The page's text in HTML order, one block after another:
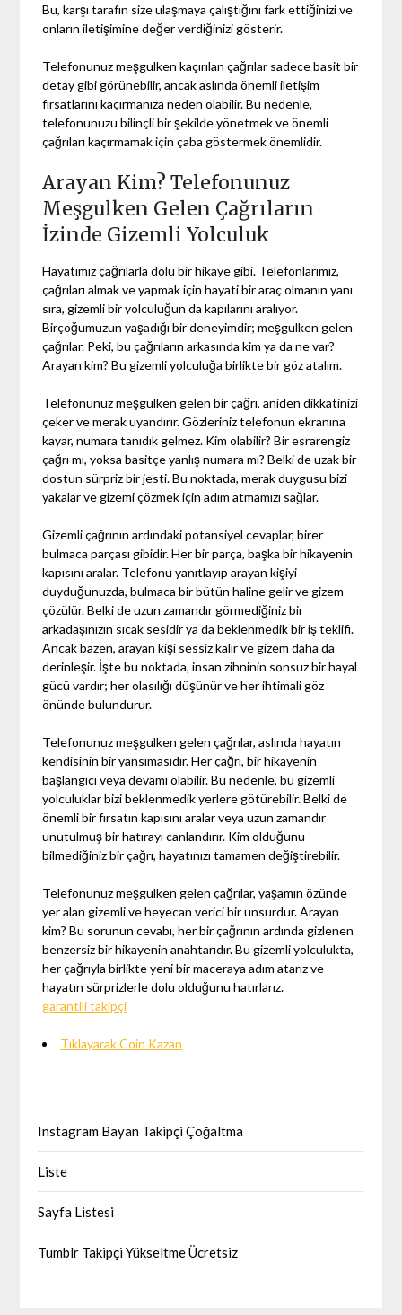
Bu, karşı tarafın size ulaşmaya çalıştığını fark ettiğinizi ve
onların iletişimine değer verdiğinizi gösterir.
Telefonunuz meşgulken kaçırılan çağrılar sadece basit bir
detay gibi görünebilir, ancak aslında önemli iletişim
fırsatlarını kaçırmanıza neden olabilir. Bu nedenle,
telefonunuzu bilinçli bir şekilde yönetmek ve önemli
çağrıları kaçırmamak için çaba göstermek önemlidir.
Arayan Kim? Telefonunuz
Meşgulken Gelen Çağrıların
İzinde Gizemli Yolculuk
Hayatımız çağrılarla dolu bir hikaye gibi. Telefonlarımız,
çağrıları almak ve yapmak için hayati bir araç olmanın yanı
sıra, gizemli bir yolculuğun da kapılarını aralıyor.
Birçoğumuzun yaşadığı bir deneyimdir; meşgulken gelen
çağrılar. Peki, bu çağrıların arkasında kim ya da ne var?
Arayan kim? Bu gizemli yolculuğa birlikte bir göz atalım.
Telefonunuz meşgulken gelen bir çağrı, aniden dikkatinizi
çeker ve merak uyandırır. Gözleriniz telefonun ekranına
kayar, numara tanıdık gelmez. Kim olabilir? Bir esrarengiz
çağrı mı, yoksa basitçe yanlış numara mı? Belki de uzak bir
dostun sürpriz bir jesti. Bu noktada, merak duygusu bizi
yakalar ve gizemi çözmek için adım atmamızı sağlar.
Gizemli çağrının ardındaki potansiyel cevaplar, birer
bulmaca parçası gibidir. Her bir parça, başka bir hikayenin
kapısını aralar. Telefonu yanıtlayıp arayan kişiyi
duyduğunuzda, bulmaca bir bütün haline gelir ve gizem
çözülür. Belki de uzun zamandır görmediğiniz bir
arkadaşınızın sıcak sesidir ya da beklenmedik bir iş teklifi.
Ancak bazen, arayan kişi sessiz kalır ve gizem daha da
derinleşir. İşte bu noktada, insan zihninin sonsuz bir hayal
gücü vardır; her olasılığı düşünür ve her ihtimali göz
önünde bulundurur.
Telefonunuz meşgulken gelen çağrılar, aslında hayatın
kendisinin bir yansımasıdır. Her çağrı, bir hikayenin
başlangıcı veya devamı olabilir. Bu nedenle, bu gizemli
yolculuklar bizi beklenmedik yerlere götürebilir. Belki de
önemli bir fırsatın kapısını aralar veya uzun zamandır
unutulmuş bir hatırayı canlandırır. Kim olduğunu
bilmediğiniz bir çağrı, hayatınızı tamamen değiştirebilir.
Telefonunuz meşgulken gelen çağrılar, yaşamın özünde
yer alan gizemli ve heyecan verici bir unsurdur. Arayan
kim? Bu sorunun cevabı, her bir çağrının ardında gizlenen
benzersiz bir hikayenin anahtarıdır. Bu gizemli yolculukta,
her çağrıyla birlikte yeni bir maceraya adım atarız ve
hayatın sürprizlerle dolu olduğunu hatırlarız.
garantili takipçi
Tıklayarak Coin Kazan
Instagram Bayan Takipçi Çoğaltma
Liste
Sayfa Listesi
Tumblr Takipçi Yükseltme Ücretsiz